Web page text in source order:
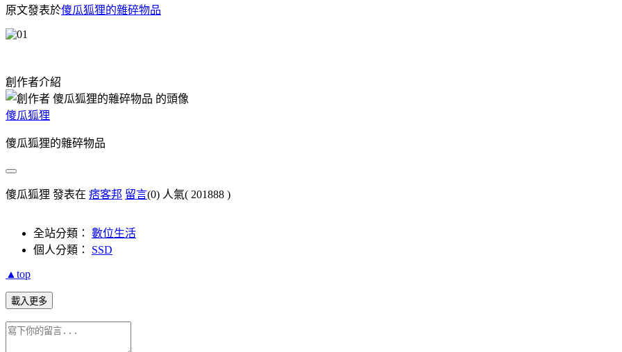
原文發表於傻瓜狐狸的雜碎物品
創作者介紹
傻瓜狐狸
傻瓜狐狸的雜碎物品
傻瓜狐狸 發表在 痞客邦 留言(0) 人氣( 201888 )
全站分類： 數位生活
個人分類： SSD
▲top
載入更多